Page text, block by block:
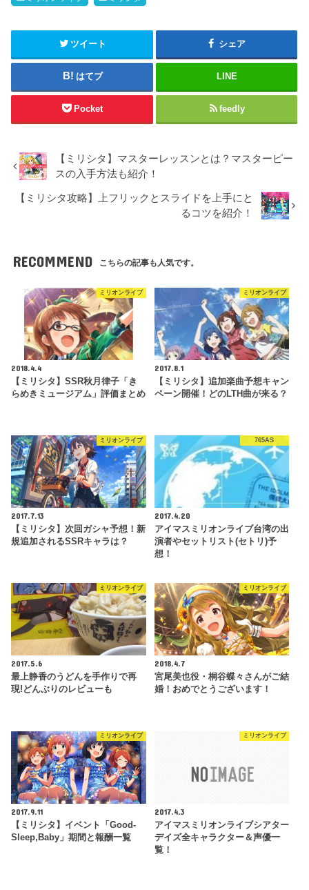
ツイート シェア
はてブ LINE
Pocket feedly
【ミリシタ】マスターレッスンとは？マスターピー
スの入手方法も紹介！
【ミリシタ攻略】上フリックとスライドを上手にと
るコツを紹介！
RECOMMEND こちらの記事も人気です。
ミリオンライブ
2018.4.4
【ミリシタ】SSR秋月律子「き
らめきミュージアム」評価まとめ
ミリオンライブ
2017.8.1
【ミリシタ】追加楽曲予想キャン
ペーン開催！どのLTH曲が来る？
ミリオンライブ
2017.7.13
【ミリシタ】次回ガシャ予想！新
規追加されるSSRキャラは？
765AS
2017.4.20
アイマスミリオンライブ台湾の出
演者やセットリスト(セトリ)予
想！
ミリオンライブ
2017.5.6
最上静香のうどんを手作りで再
現!どんぶりのレビューも
ミリオンライブ
2018.4.7
宮尾美也役・桐谷蝶々さんがご結
婚！おめでとうございます！
ミリオンライブ
2017.9.11
【ミリシタ】イベント「Good-
Sleep,Baby」期間と報酬一覧
ミリオンライブ
2017.4.3
アイマスミリオンライブシアター
デイズ全キャラクター＆声優一
覧！